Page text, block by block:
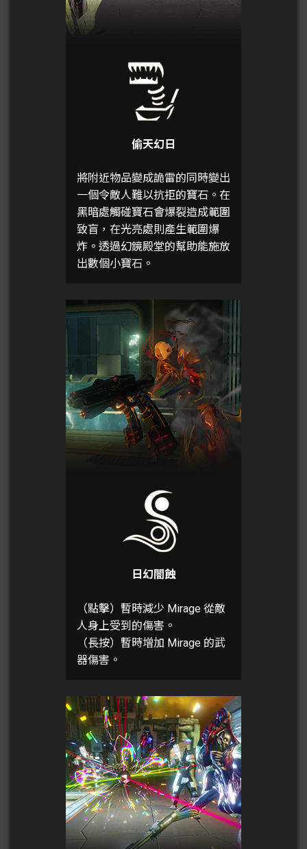
偷天幻日
將附近物品變成詭雷的同時變出
一個令敵人難以抗拒的寶石。在
黑暗處觸碰寶石會爆裂造成範圍
致盲，在光亮處則產生範圍爆
炸。透過幻鏡殿堂的幫助能施放
出數個小寶石。
日幻闇蝕
（點擊）暫時減少 Mirage 從敵
人身上受到的傷害。
（長按）暫時增加 Mirage 的武
器傷害。